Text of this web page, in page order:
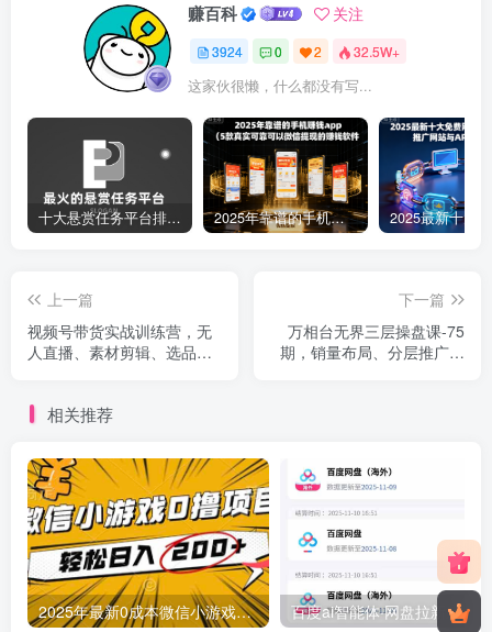
赚百科 关注
3924 0 2 32.5W+
这家伙很懒，什么都没有写...
十大悬赏任务平台排行榜（全网最好的悬赏任务平台） 2025年靠谱的手机赚钱app（5款真实可靠可以微信提现的赚钱软件）
上一篇
视频号带货实战训练营，无
人直播、素材剪辑、选品变
下一篇
万相台无界三层操盘课-75
期，销量布局、分层推广、
相关推荐
2025年最新0成本微信小游戏撸收益小项目，轻松日入200+